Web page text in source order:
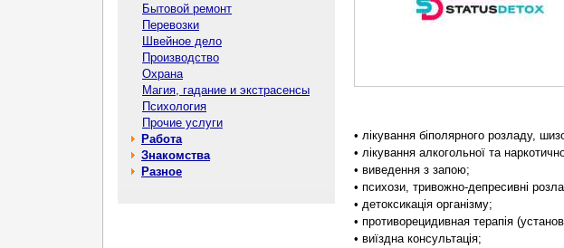
Бытовой ремонт
Перевозки
Швейное дело
Производство
Охрана
Магия, гадание и экстрасенсы
Психология
Прочие услуги
Работа
Знакомства
Разное
• лікування біполярного розладу,
• лікування алкогольної та
• виведення з запою;
• психози, тривожно-депресивні
• детоксикація організму;
• противорецидивная терапія
• виїздна консультація;